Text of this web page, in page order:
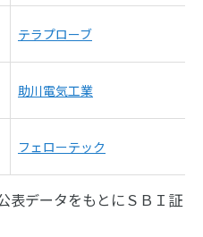
テラプローブ
助川電気工業
フェローテック
データをもとにＳＢＩ証